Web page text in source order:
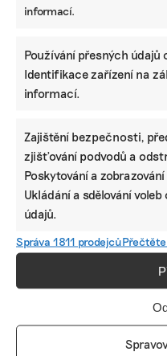
informací.
Používání přesných údajů
Identifikace zařízení na
informací.
Zajištění bezpečnosti,
zjišťování podvodů a
Poskytování a
Ukládání a sdělování
údajů.
Správa 1811 prodejců
PRÁCE, KTERÁ ZLEPŠÍ SVĚT